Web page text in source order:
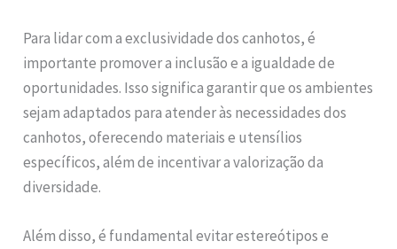
Para lidar com a exclusividade dos canhotos, é
importante promover a inclusão e a igualdade de
oportunidades. Isso significa garantir que os ambientes
sejam adaptados para atender às necessidades dos
canhotos, oferecendo materiais e utensílios
específicos, além de incentivar a valorização da
diversidade.
Além disso, é fundamental evitar estereótipos e